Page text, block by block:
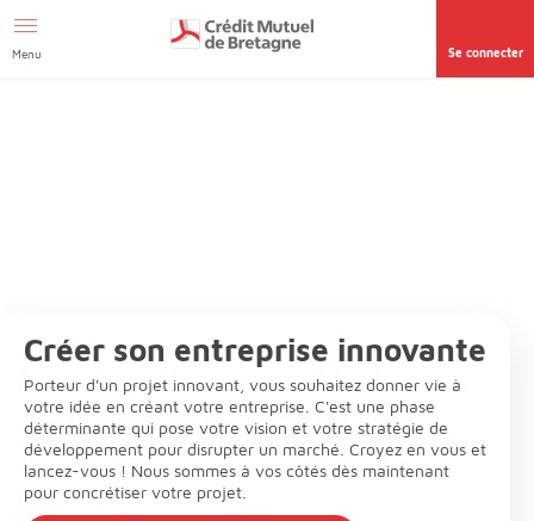
Menu Se connecter
Créer son entreprise innovante
Porteur d'un projet innovant, vous souhaitez donner vie à
votre idée en créant votre entreprise. C'est une phase
déterminante qui pose votre vision et votre stratégie de
développement pour disrupter un marché. Croyez en vous et
lancez-vous ! Nous sommes à vos côtés dès maintenant
pour concrétiser votre projet.